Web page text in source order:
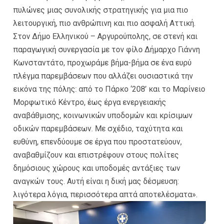
πυλώνες μιας συνολικής στρατηγικής για μια πιο
λειτουργική, πιο ανθρώπινη και πιο ασφαλή Αττική.
Στον Δήμο Ελληνικού – Αργυρούπολης, σε στενή και
παραγωγική συνεργασία με τον φίλο Δήμαρχο Γιάννη
Κωνσταντάτο, προχωράμε βήμα-βήμα σε ένα ευρύ
πλέγμα παρεμβάσεων που αλλάζει ουσιαστικά την
εικόνα της πόλης: από το Πάρκο ‘208’ και το Μαρίνειο
Μορφωτικό Κέντρο, έως έργα ενεργειακής
αναβάθμισης, κοινωνικών υποδομών και κρίσιμων
οδικών παρεμβάσεων. Με σχέδιο, ταχύτητα και
ευθύνη, επενδύουμε σε έργα που προστατεύουν,
αναβαθμίζουν και επιστρέφουν στους πολίτες
δημόσιους χώρους και υποδομές αντάξιες των
αναγκών τους. Αυτή είναι η δική μας δέσμευση:
λιγότερα λόγια, περισσότερα απτά αποτελέσματα».